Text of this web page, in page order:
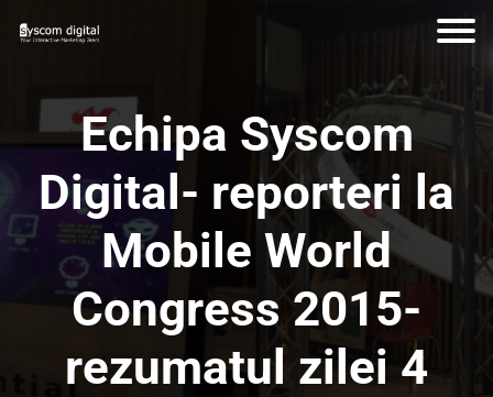
Echipa Syscom
Digital- reporteri la
Mobile World
Congress 2015-
rezumatul zilei 4